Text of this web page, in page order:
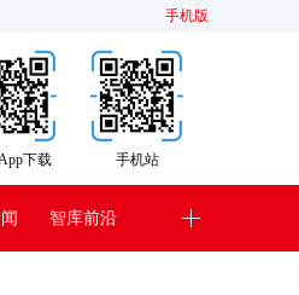
手机版
手机站
下载
智库前沿